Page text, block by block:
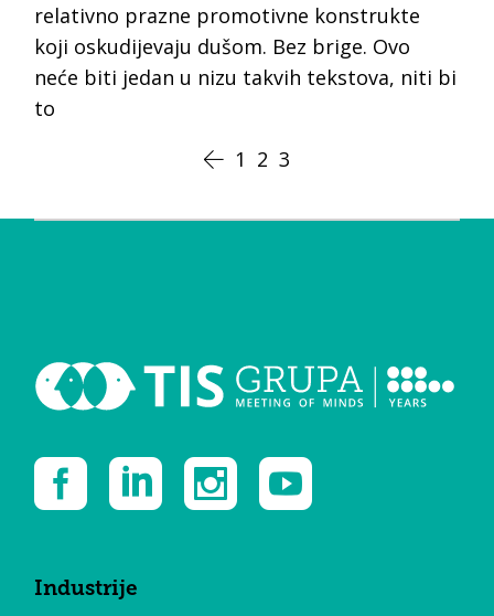
relativno prazne promotivne konstrukte
koji oskudijevaju dušom. Bez brige. Ovo
neće biti jedan u nizu takvih tekstova, niti bi
to
1 2 3
Industrije